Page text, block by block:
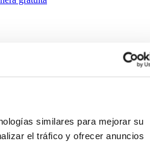
similares para mejorar su
el tráfico y ofrecer anuncios